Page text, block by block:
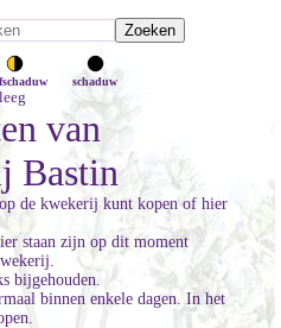
schaduw
van
Bastin
de kwekerij kunt kopen of hier
staan zijn op dit moment
bijgehouden.
binnen enkele dagen. In het